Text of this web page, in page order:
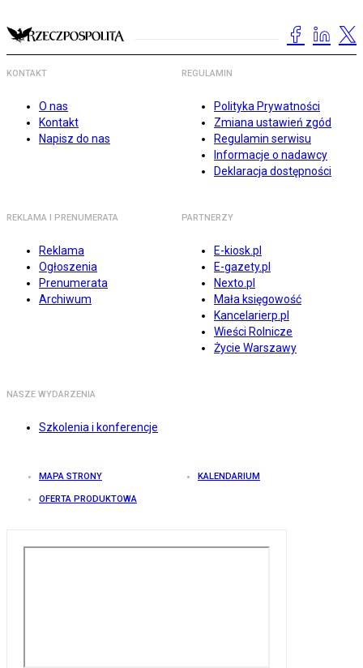
KONTAKT
O nas
Kontakt
Napisz do nas
REGULAMIN
Polityka Prywatności
Zmiana ustawień zgód
Regulamin serwisu
Informacje o nadawcy
Deklaracja dostępności
REKLAMA I PRENUMERATA
Reklama
Ogłoszenia
Prenumerata
Archiwum
PARTNERZY
E-kiosk.pl
E-gazety.pl
Nexto.pl
Mała księgowość
Kancelarierp.pl
Wieści Rolnicze
Życie Warszawy
NASZE WYDARZENIA
Szkolenia i konferencje
MAPA STRONY KALENDARIUM
OFERTA PRODUKTOWA